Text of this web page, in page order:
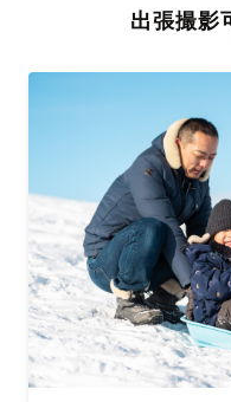
リジナルの研修と厳正な
ィを身につけたプロのカ
丁寧なレタッチで思い出
撮影後は、独自の編集技
整。自然な雰囲気を残し
に。きっと「こんな写真を
出会えます。まずは、ラブ
出張撮影